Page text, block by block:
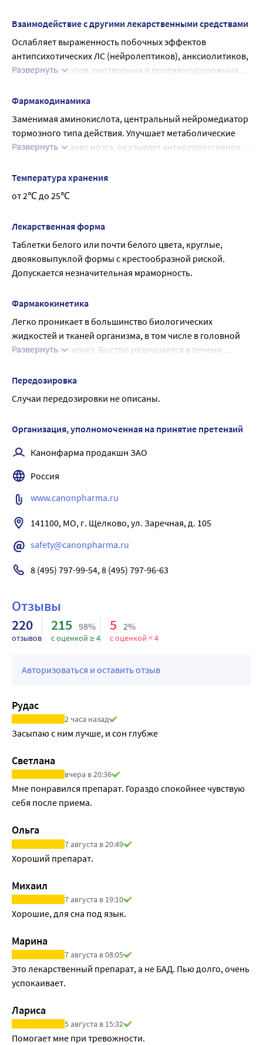
Взаимодействие с другими лекарственными средствами
Ослабляет выраженность побочных эффектов
антипсихотических ЛС (нейролептиков), анксиолитиков,
антидепрессантов, снотворных и противосудорожных
Развернуть
Фармакодинамика
Заменимая аминокислота, центральный нейромедиатор
тормозного типа действия. Улучшает метаболические
процессы в тканях мозга, оказывает антидепрессивное и
ГАМК-ергическим, альфа 1-адреноблокирующим,
антиоксидантным и антитоксическим действием;
регулирует деятельность глутаматных (NMDA)
психоэмоциональное напряжение, агрессивность и
конфликтность; улучшает социальную адаптацию и
настроение; облегчает засыпание и нормализует сон;
повышает умственную работоспособность; уменьшает
числе и в климактерическом периоде) и общемозговых
расстройств при ишемическом инсульте и черепно-
мозговой травме, токсического действия этанола на
центральную нервную систему.
Развернуть
Температура хранения
от 2℃ до 25℃
Лекарственная форма
Таблетки белого или почти белого цвета, круглые,
двояковыпуклой формы с крестообразной риской.
Допускается незначительная мраморность.
Фармакокинетика
Легко проникает в большинство биологических
жидкостей и тканей организма, в том числе в головной
мозг, не кумулирует. Быстро разрушается в печени
Развернуть
Передозировка
Случаи передозировки не описаны.
Организация, уполномоченная на принятие претензий
Канонфарма продакшн ЗАО
Россия
www.canonpharma.ru
141100, МО, г. Щелково, ул. Заречная, д. 105
safety@canonpharma.ru
8 (495) 797-99-54, 8 (495) 797-96-63
Отзывы
220
отзывов
215 98%
с оценкой ≥ 4
5 2%
с оценкой < 4
Авторизоваться и оставить отзыв
Рудас
2 часа назад
Засыпаю с ним лучше, и сон глубже
Светлана
вчера в 20:36
Мне понравился препарат. Гораздо спокойнее чувствую
себя после приема.
Ольга
7 августа в 20:49
Хороший препарат.
Михаил
7 августа в 19:10
Хорошие, для сна под язык.
Марина
7 августа в 08:05
Это лекарственный препарат, а не БАД. Пью долго, очень
успокаивает.
Лариса
5 августа в 15:32
Помогает мне при тревожности.